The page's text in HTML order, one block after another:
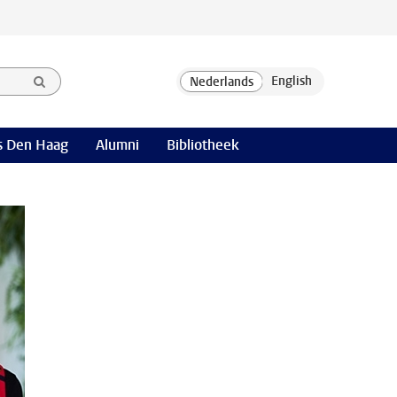
Den Haag Alumni Bibliotheek